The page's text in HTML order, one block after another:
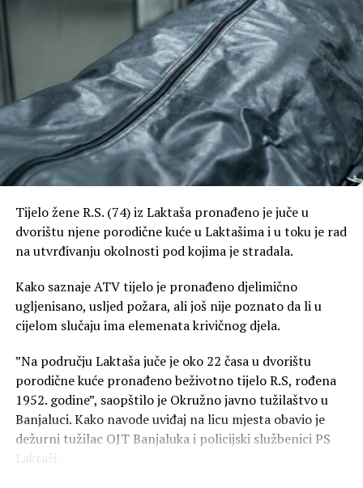
Tijelo žene R.S. (74) iz Laktaša pronađeno je juče u
dvorištu njene porodične kuće u Laktašima i u toku je rad
na utvrđivanju okolnosti pod kojima je stradala.
Kako saznaje ATV tijelo je pronađeno djelimično
ugljenisano, usljed požara, ali još nije poznato da li u
cijelom slučaju ima elemenata krivičnog djela.
”Na području Laktaša juče je oko 22 časa u dvorištu
porodične kuće pronađeno beživotno tijelo R.S, rođena
1952. godine”, saopštilo je Okružno javno tužilaštvo u
Banjaluci. Kako navode uviđaj na licu mjesta obavio je
dežurni tužilac OJT Banjaluka i policijski službenici PS
Laktaši.